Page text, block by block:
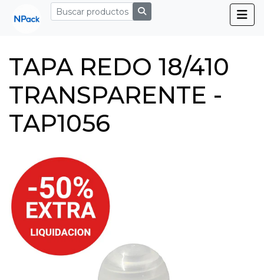
TAPA REDO 18/410
TRANSPARENTE -
TAP1056